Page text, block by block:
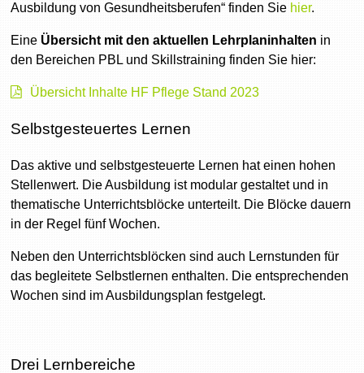
Ausbildung von Gesundheitsberufen“ finden Sie hier.
Eine Übersicht mit den aktuellen Lehrplaninhalten in
den Bereichen PBL und Skillstraining finden Sie hier:
Übersicht Inhalte HF Pflege Stand 2023
Selbstgesteuertes Lernen
Das aktive und selbstgesteuerte Lernen hat einen hohen
Stellenwert. Die Ausbildung ist modular gestaltet und in
thematische Unterrichtsblöcke unterteilt. Die Blöcke dauern
in der Regel fünf Wochen.
Neben den Unterrichtsblöcken sind auch Lernstunden für
das begleitete Selbstlernen enthalten. Die entsprechenden
Wochen sind im Ausbildungsplan festgelegt.
Drei Lernbereiche